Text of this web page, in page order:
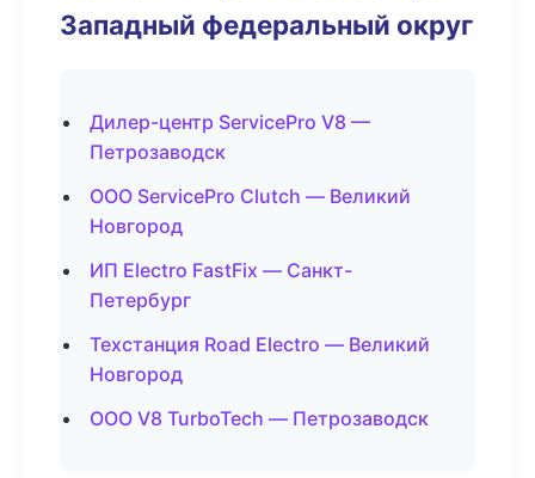
Западный федеральный округ
Дилер-центр ServicePro V8 —
Петрозаводск
ООО ServicePro Clutch — Великий
Новгород
ИП Electro FastFix — Санкт-
Петербург
Техстанция Road Electro — Великий
Новгород
ООО V8 TurboTech — Петрозаводск